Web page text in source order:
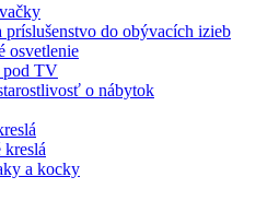
do obývacích izieb
osvetlenie
pod TV
o nábytok
kreslá
a kocky